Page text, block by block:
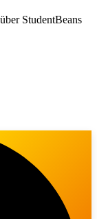
StudentBeans